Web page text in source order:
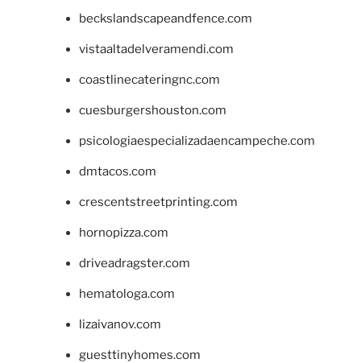
beckslandscapeandfence.com
vistaaltadelveramendi.com
coastlinecateringnc.com
cuesburgershouston.com
psicologiaespecializadaencampeche.com
dmtacos.com
crescentstreetprinting.com
hornopizza.com
driveadragster.com
hematologa.com
lizaivanov.com
guesttinyhomes.com